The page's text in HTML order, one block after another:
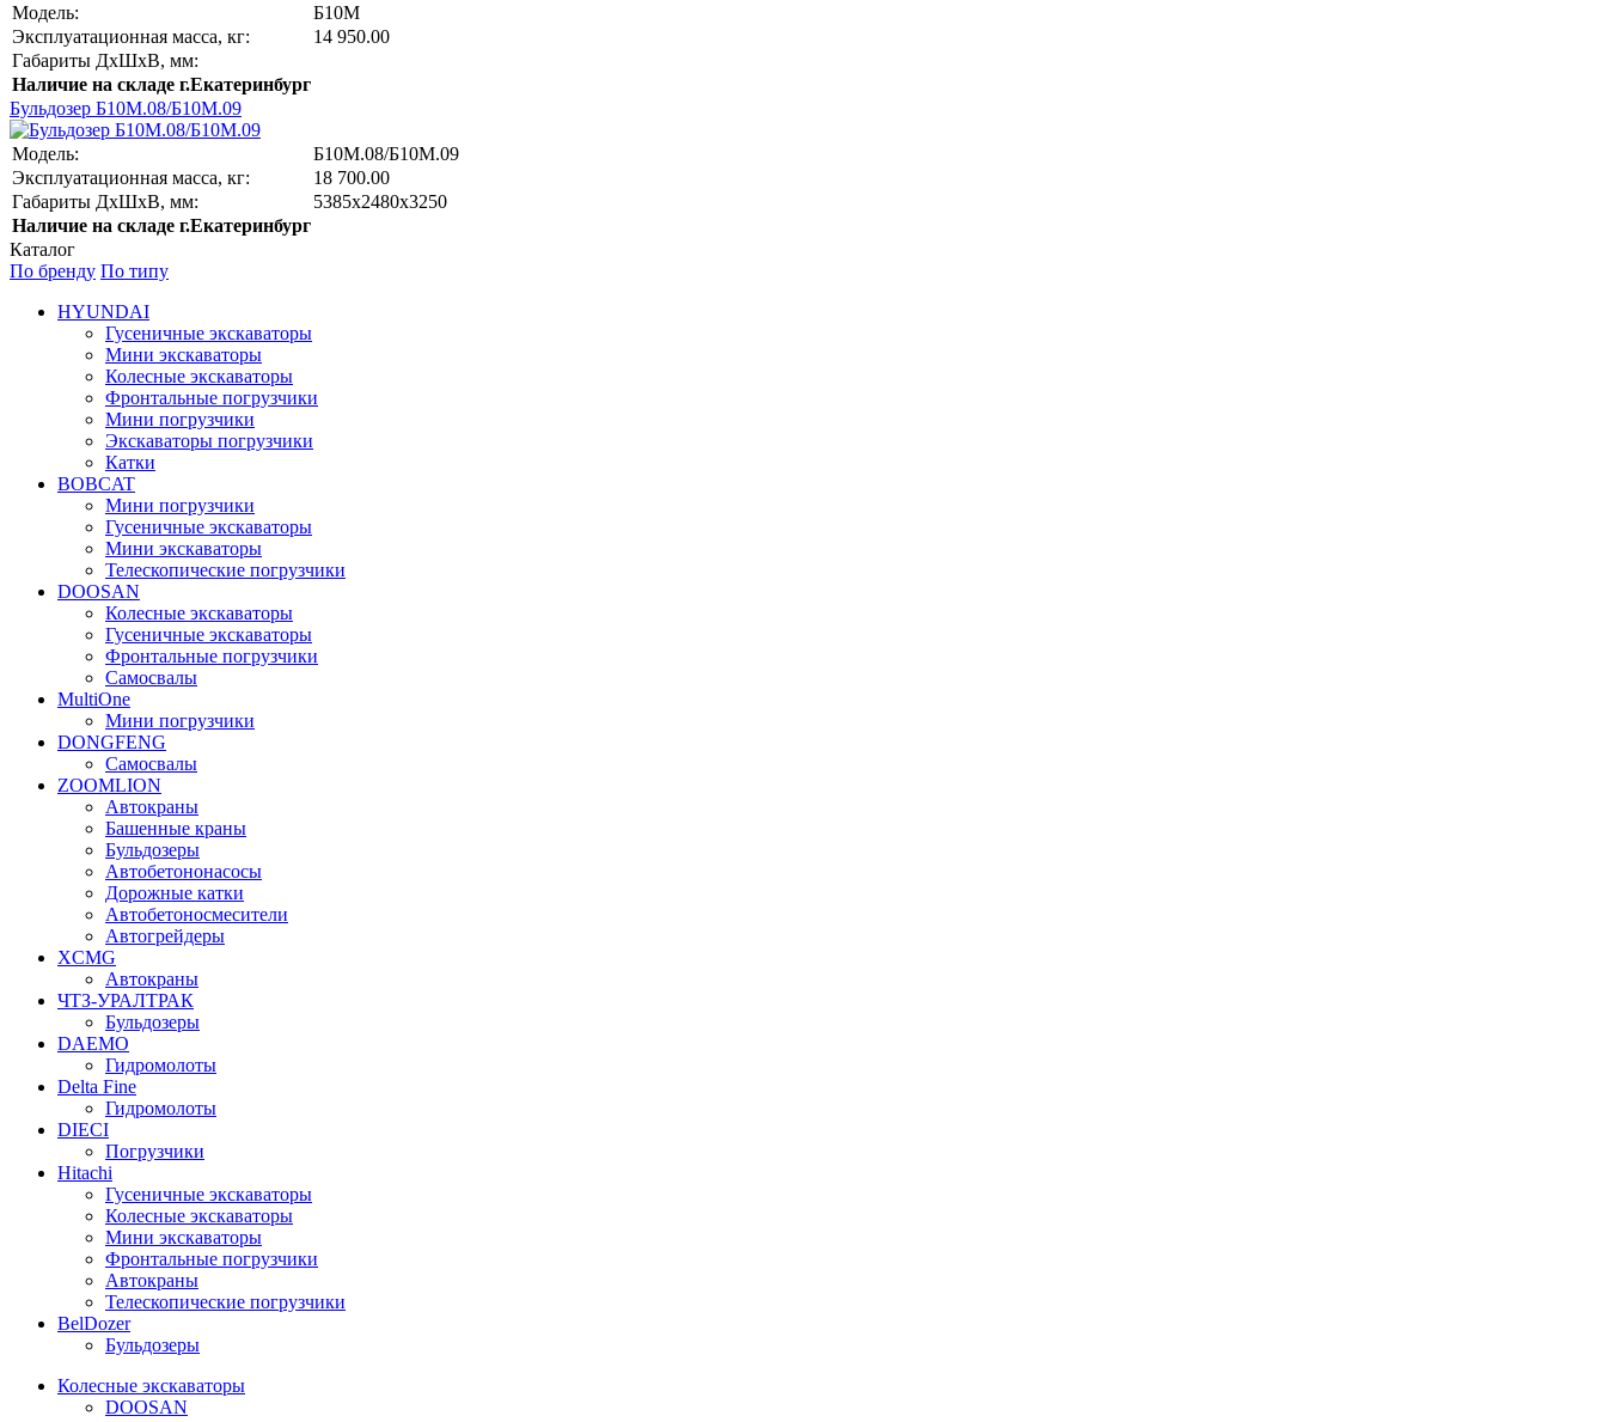
Модель:
Б10М
Эксплуатационная масса, кг:
14 950.00
Габариты ДхШхВ, мм:
Наличие на складе г.Екатеринбург
Бульдозер Б10М.08/Б10М.09
Модель:
Б10М.08/Б10М.09
Эксплуатационная масса, кг:
18 700.00
Габариты ДхШхВ, мм:
5385х2480х3250
Наличие на складе г.Екатеринбург
Каталог
По бренду По типу
HYUNDAI
Гусеничные экскаваторы
Мини экскаваторы
Колесные экскаваторы
Фронтальные погрузчики
Мини погрузчики
Экскаваторы погрузчики
Катки
BOBCAT
Мини погрузчики
Гусеничные экскаваторы
Мини экскаваторы
Телескопические погрузчики
DOOSAN
Колесные экскаваторы
Гусеничные экскаваторы
Фронтальные погрузчики
Самосвалы
MultiOne
Мини погрузчики
DONGFENG
Самосвалы
ZOOMLION
Автокраны
Башенные краны
Бульдозеры
Автобетононасосы
Дорожные катки
Автобетоносмесители
Автогрейдеры
XCMG
Автокраны
ЧТЗ-УРАЛТРАК
Бульдозеры
DAEMO
Гидромолоты
Delta Fine
Гидромолоты
DIECI
Погрузчики
Hitachi
Гусеничные экскаваторы
Колесные экскаваторы
Мини экскаваторы
Фронтальные погрузчики
Автокраны
Телескопические погрузчики
BelDozer
Бульдозеры
Колесные экскаваторы
DOOSAN